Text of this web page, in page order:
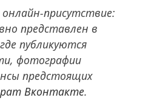
присутствие:
представлен в
публикуются
фотографии
предстоящих
Вконтакте.